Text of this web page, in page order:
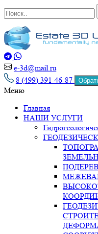
e-3d@mail.ru
ИНЖЕНЕРНЫЕ
8 (499) 391-46-87
Меню
Главная
НАШИ УСЛУГИ